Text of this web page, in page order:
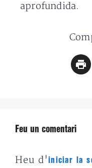
aprofundida.
Feu un comentari
Heu d'iniciar la